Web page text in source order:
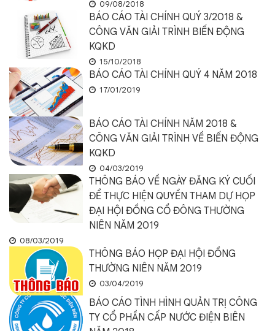
09/08/2018
BÁO CÁO TÀI CHÍNH QUÝ 3/2018 &
CÔNG VĂN GIẢI TRÌNH BIẾN ĐỘNG
KQKD
15/10/2018
BÁO CÁO TÀI CHÍNH QUÝ 4 NĂM 2018
17/01/2019
BÁO CÁO TÀI CHÍNH NĂM 2018 &
CÔNG VĂN GIẢI TRÌNH VỀ BIẾN ĐỘNG
KQKD
04/03/2019
THÔNG BÁO VỀ NGÀY ĐĂNG KÝ CUỐI
ĐỂ THỰC HIỆN QUYỀN THAM DỰ HỌP
ĐẠI HỘI ĐỒNG CỔ ĐÔNG THƯỜNG
NIÊN NĂM 2019
08/03/2019
THÔNG BÁO HỌP ĐẠI HỘI ĐỒNG
THƯỜNG NIÊN NĂM 2019
03/04/2019
BÁO CÁO TÌNH HÌNH QUẢN TRỊ CÔNG
TY CỔ PHẦN CẤP NƯỚC ĐIỆN BIÊN